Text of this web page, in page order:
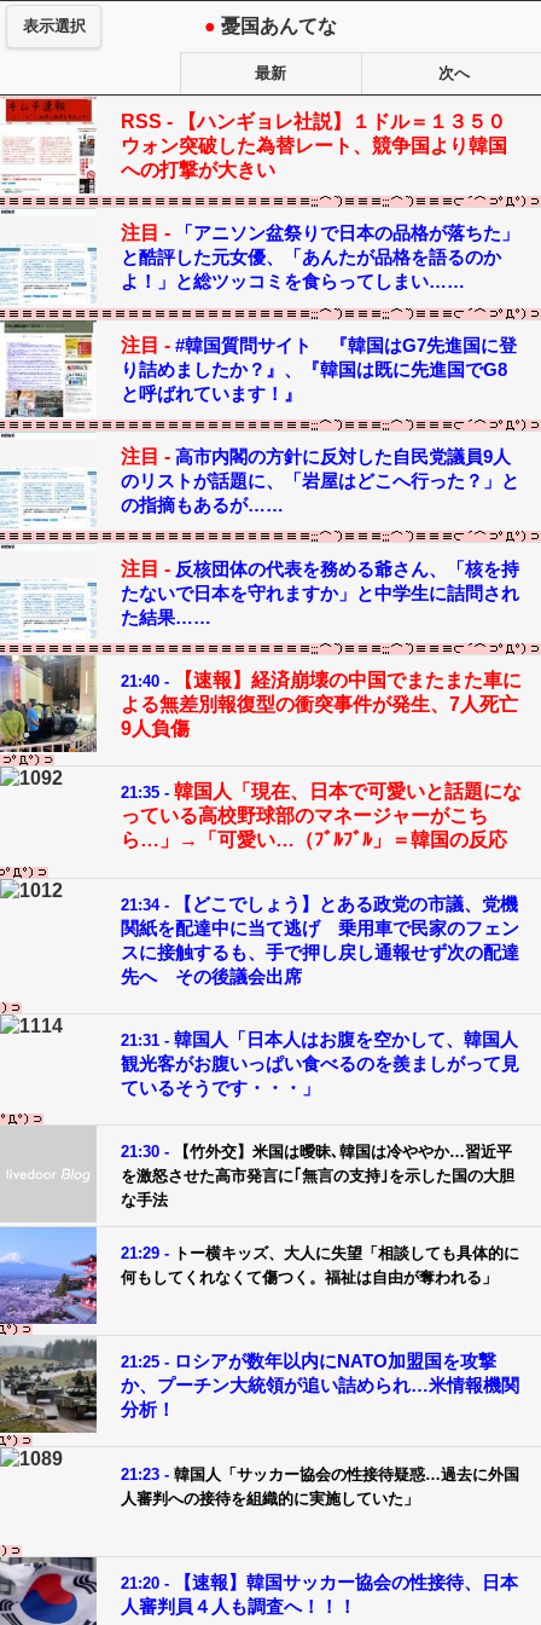
表示選択 ● 憂国あんてな
最新 次へ
RSS -
【ハンギョレ社説】１ドル＝１３５０
ウォン突破した為替レート、競争国より韓国
への打撃が大きい
注目 -
「アニソン盆祭りで日本の品格が落ちた」
と酷評した元女優、「あんたが品格を語るのか
よ！」と総ツッコミを食らってしまい……
注目 - #韓国質問サイト 『韓国はG7先進国に登
り詰めましたか？』、『韓国は既に先進国でG8
と呼ばれています！』
注目 - 高市内閣の方針に反対した自民党議員9人
のリストが話題に、「岩屋はどこへ行った？」と
の指摘もあるが……
注目 - 反核団体の代表を務める爺さん、「核を持
たないで日本を守れますか」と中学生に詰問され
た結果……
21:40 -
【速報】経済崩壊の中国でまたまた車に
よる無差別報復型の衝突事件が発生、7人死亡
9人負傷
21:35 - 韓国人「現在、日本で可愛いと話題にな
っている高校野球部のマネージャーがこち
ら…」→「可愛い…（ﾌﾞﾙﾌﾞﾙ」＝韓国の反応
21:34 -
【どこでしょう】とある政党の市議、党機
関紙を配達中に当て逃げ 乗用車で民家のフェン
スに接触するも、手で押し戻し通報せず次の配達
先へ その後議会出席
21:31 - 韓国人「日本人はお腹を空かして、韓国人
観光客がお腹いっぱい食べるのを羨ましがって見
ているそうです・・・」
21:30 -
【竹外交】米国は曖昧､韓国は冷ややか…習近平
を激怒させた高市発言に｢無言の支持｣を示した国の大胆
な手法
21:29 - トー横キッズ、大人に失望「相談しても具体的に
何もしてくれなくて傷つく。福祉は自由が奪われる」
21:25 - ロシアが数年以内にNATO加盟国を攻撃
か、プーチン大統領が追い詰められ…米情報機関
分析！
21:23 - 韓国人「サッカー協会の性接待疑惑…過去に外国
人審判への接待を組織的に実施していた」
21:20 -
【速報】韓国サッカー協会の性接待、日本
人審判員４人も調査へ！！！